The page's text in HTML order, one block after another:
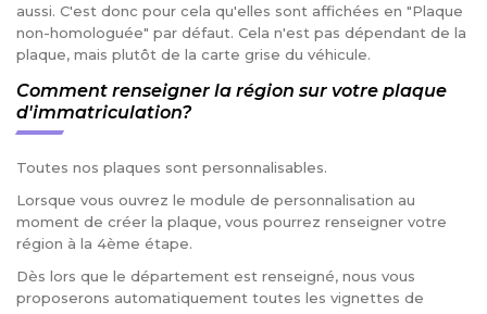
aussi. C'est donc pour cela qu'elles sont affichées en "Plaque
non-homologuée" par défaut. Cela n'est pas dépendant de la
plaque, mais plutôt de la carte grise du véhicule.
Comment renseigner la région sur votre plaque
d'immatriculation?
Toutes nos plaques sont personnalisables.
Lorsque vous ouvrez le module de personnalisation au
moment de créer la plaque, vous pourrez renseigner votre
région à la 4ème étape.
Dès lors que le département est renseigné, nous vous
proposerons automatiquement toutes les vignettes de